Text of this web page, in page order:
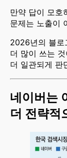
만약 답이 모호
문제는 노출이
2026년의 블로
더 많이 쓰는
더 일관되게 판
네이버는
더 전략적